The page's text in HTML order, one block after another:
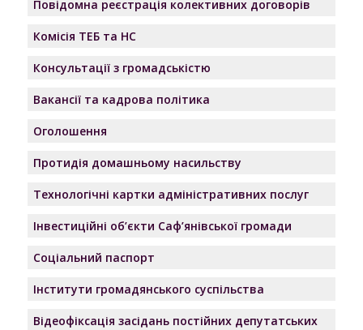
Повідомна реєстрація колективних договорів
Комісія ТЕБ та НС
Консультації з громадськістю
Вакансії та кадрова політика
Оголошення
Протидія домашньому насильству
Технологічні картки адміністративних послуг
Інвестиційні об’єкти Саф’янівської громади
Соціальний паспорт
Інститути громадянського суспільства
Відеофіксація засідань постійних депутатських